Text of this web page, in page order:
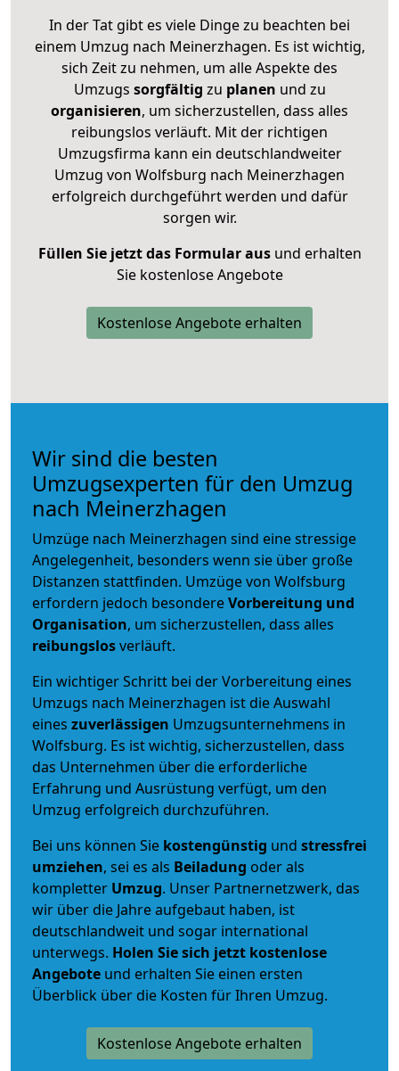
In der Tat gibt es viele Dinge zu beachten bei
einem Umzug nach Meinerzhagen. Es ist wichtig,
sich Zeit zu nehmen, um alle Aspekte des
Umzugs sorgfältig zu planen und zu
organisieren, um sicherzustellen, dass alles
reibungslos verläuft. Mit der richtigen
Umzugsfirma kann ein deutschlandweiter
Umzug von Wolfsburg nach Meinerzhagen
erfolgreich durchgeführt werden und dafür
sorgen wir.
Füllen Sie jetzt das Formular ausund erhalten
Sie kostenlose Angebote
Kostenlose Angebote erhalten
Wir sind die besten
Umzugsexperten für den Umzug
nach Meinerzhagen
Umzüge nach Meinerzhagen sind eine stressige
Angelegenheit, besonders wenn sie über große
Distanzen stattfinden. Umzüge von Wolfsburg
erfordern jedoch besondereVorbereitung und
Organisation, um sicherzustellen, dass alles
reibungslosverläuft.
Ein wichtiger Schritt bei der Vorbereitung eines
Umzugs nach Meinerzhagen ist die Auswahl
eines zuverlässigen Umzugsunternehmens in
Wolfsburg. Es ist wichtig, sicherzustellen, dass
das Unternehmen über die erforderliche
Erfahrung und Ausrüstung verfügt, um den
Umzug erfolgreich durchzuführen.
Bei uns können Sie kostengünstig und stressfrei
umziehen, sei es als Beiladung oder als
kompletter Umzug. Unser Partnernetzwerk, das
wir über die Jahre aufgebaut haben, ist
deutschlandweit und sogar international
unterwegs. Holen Sie sich jetzt kostenlose
Angebote und erhalten Sie einen ersten
Überblick über die Kosten für Ihren Umzug.
Kostenlose Angebote erhalten